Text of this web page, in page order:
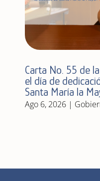
Carta No. 55 de
el día de
Santa María la
Ago 6, 2026|